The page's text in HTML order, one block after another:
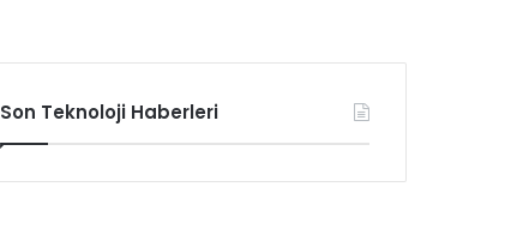
Son Teknoloji Haberleri